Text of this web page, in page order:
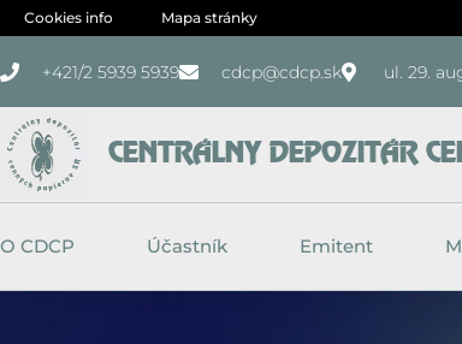
Preskočiť
obsah
Cookies info Mapa stránky
+421/2 5939 5939 cdcp@cdcp.sk ul. 29.
CENTRÁLNY DEPOZITÁR
O CDCP Účastník Emitent